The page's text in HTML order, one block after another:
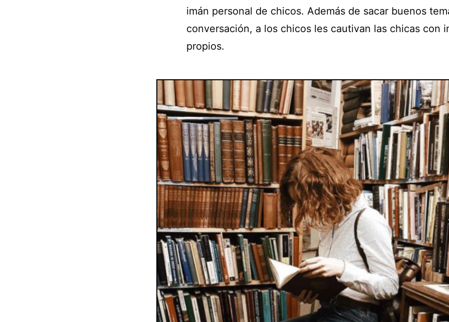
imán personal de chicos. Además de sacar buenos
conversación, a los chicos les cautivan las chicas con
propios.